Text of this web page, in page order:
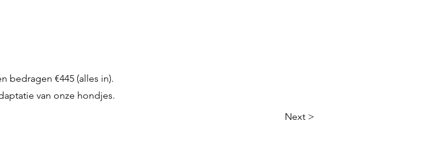
bedragen €445 (alles in).
van onze hondjes.
Next >